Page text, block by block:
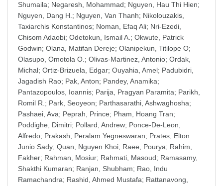
Shumaila; Negaresh, Mohammad; Nguyen, Hau Thi Hien;
Nguyen, Dang H. ; Nguyen, Van Thanh; Nikolouzakis,
Taxiarchis Konstantinos; Noman, Efaq Ali; Nri-Ezedi,
Chisom Adaobi; Odetokun, Ismail A. ; Okwute, Patrick
Godwin; Olana, Matifan Dereje; Olanipekun, Titilope O;
Olasupo, Omotola O. ; Olivas-Martinez, Antonio; Ordak,
Michal; Ortiz-Brizuela, Edgar; Ouyahia, Amel; Padubidri,
Jagadish Rao; Pak, Anton; Pandey, Anamika;
Pantazopoulos, Ioannis; Parija, Pragyan Paramita; Parikh,
Romil R. ; Park, Seoyeon; Parthasarathi, Ashwaghosha;
Pashaei, Ava; Peprah, Prince; Pham, Hoang Tran;
Poddighe, Dimitri; Pollard, Andrew; Ponce-De-Leon,
Alfredo; Prakash, Peralam Yegneswaran; Prates, Elton
Junio Sady; Quan, Nguyen Khoi; Raee, Pourya; Rahim,
Fakher; Rahman, Mosiur; Rahmati, Masoud; Ramasamy,
Shakthi Kumaran; Ranjan, Shubham; Rao, Indu
Ramachandra; Rashid, Ahmed Mustafa; Rattanavong,